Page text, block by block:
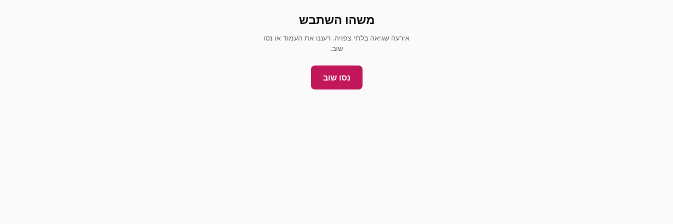
משהו השתבש
אירעה שגיאה בלתי צפויה. רעננו את העמוד או נסו
שוב.
נסו שוב